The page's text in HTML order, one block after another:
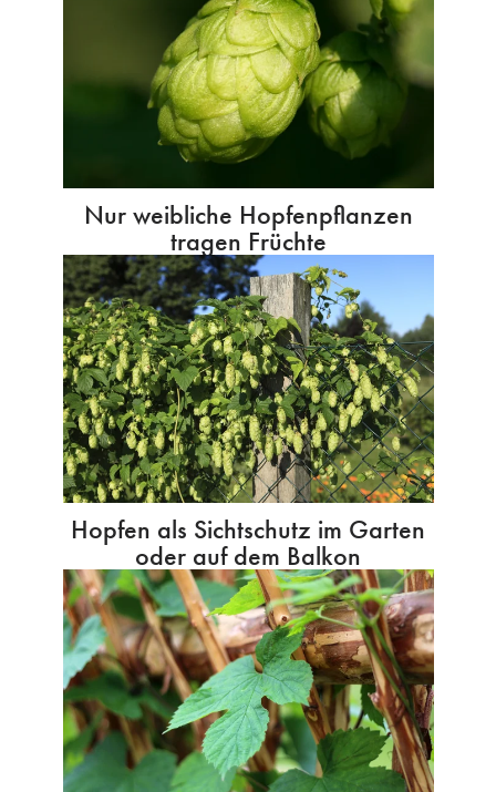
Nur weibliche Hopfenpflanzen
tragen Früchte
Hopfen als Sichtschutz im Garten
oder auf dem Balkon